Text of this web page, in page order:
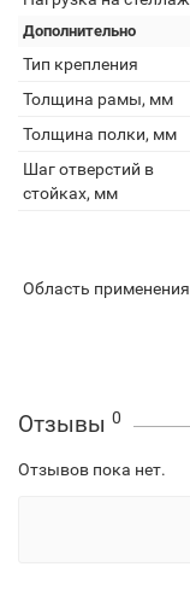
Дополнительно
Тип крепления
Толщина рамы, мм
Толщина полки, мм
Шаг отверстий в
стойках, мм
Область применения
Отзывы 0
Отзывов пока нет.